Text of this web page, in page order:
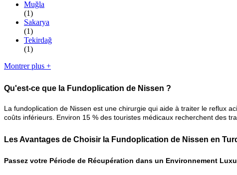
Muğla
(1)
Sakarya
(1)
Tekirdağ
(1)
Montrer plus +
Qu'est-ce que la Fundoplication de Nissen ?
La fundoplication de Nissen est une chirurgie qui aide à traiter le reflux
coûts inférieurs. Environ 15 % des touristes médicaux recherchent des
Les Avantages de Choisir la Fundoplication de Nissen en
Passez votre Période de Récupération dans un Environnement